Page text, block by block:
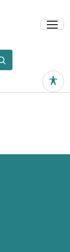
Ouvrir
Rechercher
Outils